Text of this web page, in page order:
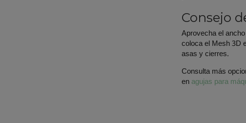
Consejo
Aprovecha el
coloca el Mesh 3D
asas y cierres.
Consulta más
enagujas para